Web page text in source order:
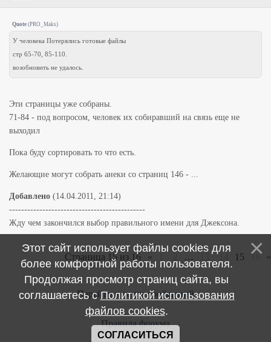
Quote (PRO_Maks)
У человека Потерялись готовые файлы
стр 65-70, 85-110.
возобновить не удалось.
Эти страницы уже собраны.
71-84 - под вопросом, человек их собиравший на связь еще не
выходил
Пока буду сортировать то что есть.
Желающие могут собрать анеки со страниц 146 - ...
Добавлено (14.04.2011, 21:14)
---------------------------------------------
Жду чем закончился выбор правильного имени для Джексона.
Страница 15 из 16 « … 15 16 »
Перейти к ленте сообщений
Правила форума
Этот сайт использует файлы cookies для
более комфортной работы пользователя.
Продолжая просмотр страниц сайта, вы
соглашаетесь сПолитикой использования
файлов cookies.
СОГЛАСИТЬСЯ